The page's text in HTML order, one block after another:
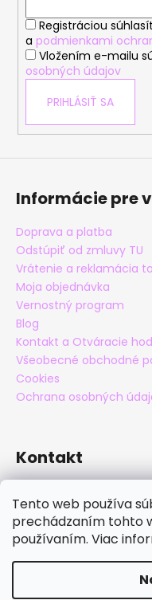
Tento web používa
prechádzaním tohto
používaním. Viac
Registráciou
a podmienkami
Vložením e-mailu
osobných údajov
PRIHLÁSIŤ SA
Informácie pre
Doprava a platba
Odstúpiť od zmluvy TU
Vrátenie a reklamácia
Moja objednávka
Vernostný program
Blog
Kontakt a Otváracie
Všeobecné obchodné
Cookies
Ochrana osobných
Kontakt
+421 905 838 706
maxatko
maxatko_barefoot